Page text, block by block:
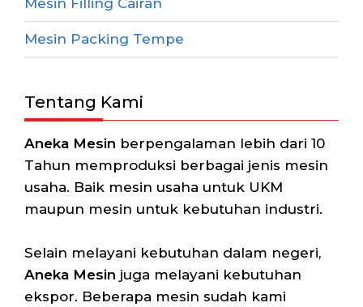
Mesin Packing Tempe
Tentang Kami
Aneka Mesin berpengalaman lebih dari 10
Tahun memproduksi berbagai jenis mesin
usaha. Baik mesin usaha untuk UKM
maupun mesin untuk kebutuhan industri.
Selain melayani kebutuhan dalam negeri,
Aneka Mesin juga melayani kebutuhan
ekspor. Beberapa mesin sudah kami